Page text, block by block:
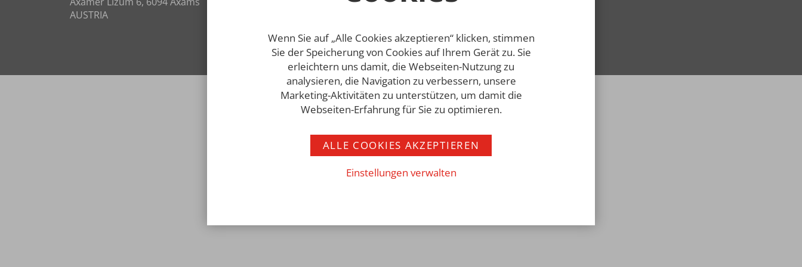
AUSTRIA
Impressum AGB Datenschutz
Wenn Sie auf „Alle Cookies akzeptieren“ klicken, stimmen
Sie der Speicherung von Cookies auf Ihrem Gerät zu. Sie
erleichtern uns damit, die Webseiten-Nutzung zu
analysieren, die Navigation zu verbessern, unsere
Marketing-Aktivitäten zu unterstützen, um damit die
Webseiten-Erfahrung für Sie zu optimieren.
ALLE COOKIES AKZEPTIEREN
Einstellungen verwalten